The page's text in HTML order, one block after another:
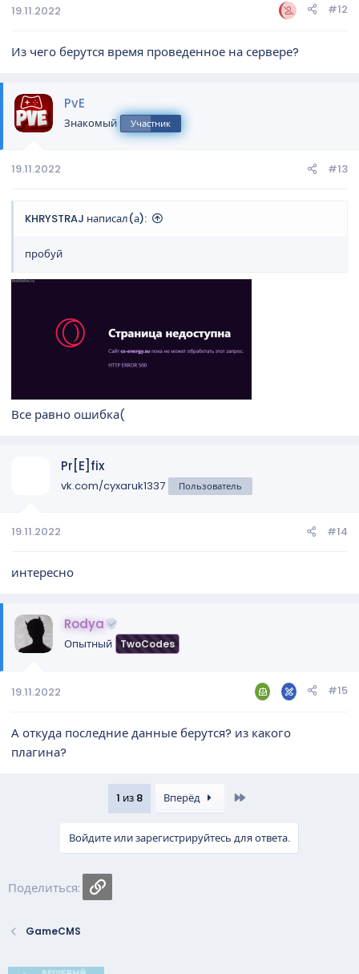
19.11.2022 #12
Из чего берутся время проведенное на сервере?
PvE
Знакомый Участник
19.11.2022 #13
KHRYSTRAJ написал(а):
пробуй
Все равно ошибка(
Pr[E]fix
vk.com/cyxaruk1337 Пользователь
19.11.2022 #14
интересно
Rodya
Опытный TwoCodes
19.11.2022 #15
А откуда последние данные берутся? из какого
плагина?
1 из 8 Вперёд
Войдите или зарегистрируйтесь для ответа.
Поделиться:
GameCMS